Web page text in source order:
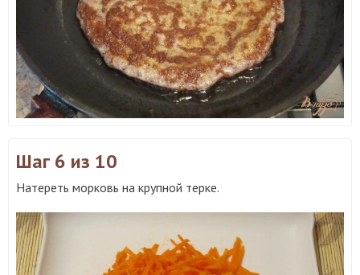
Шаг 6 из 10
Натереть морковь на крупной терке.